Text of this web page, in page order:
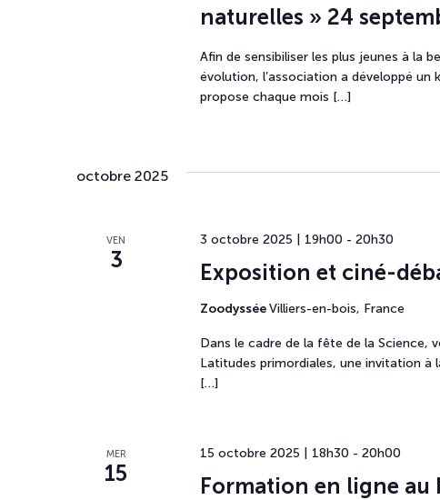
naturelles » 24
Afin de sensibiliser les plus jeunes à la
évolution, l’association a développé
propose chaque mois […]
octobre 2025
VEN
3 Exposition et ciné-
3 octobre 2025 | 19h00 - 20h30
ZoodysséeVilliers-en-bois, France
Dans le cadre de la fête de la Science,
Latitudes primordiales, une invitation à
[…]
MER
15
Formation en ligne au
15 octobre 2025 | 18h30 - 20h00